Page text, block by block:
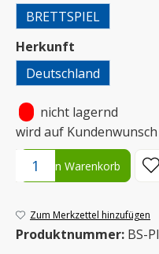
BRETTSPIEL
Herkunft
Deutschland
nicht lagernd
wird auf
Produkt Anzahl: Gib den
In den Warenkorb
Zum Merkzettel hinzufügen
Produktnummer: BS-